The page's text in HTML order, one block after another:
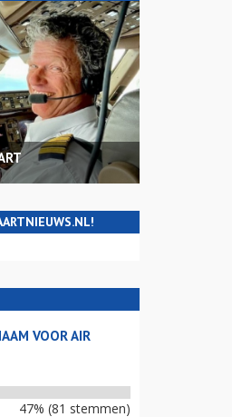
VOOR AIR
47% (81 stemmen)